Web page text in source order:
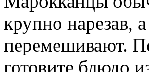
крупно нарезав,
перемешивают.
готовите блюдо